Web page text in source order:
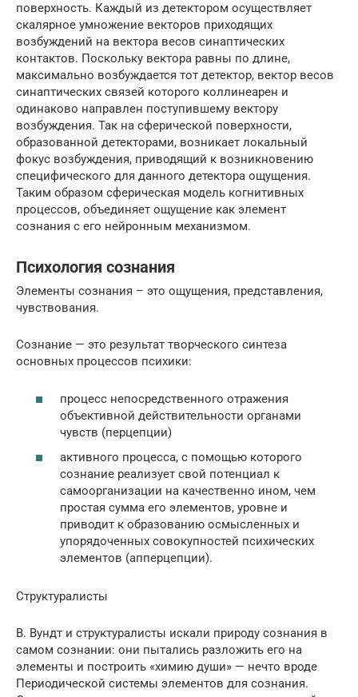
поверхность. Каждый из детектором осуществляет
скалярное умножение векторов приходящих
возбуждений на вектора весов синаптических
контактов. Поскольку вектора равны по длине,
максимально возбуждается тот детектор, вектор весов
синаптических связей которого коллинеарен и
одинаково направлен поступившему вектору
возбуждения. Так на сферической поверхности,
образованной детекторами, возникает локальный
фокус возбуждения, приводящий к возникновению
специфического для данного детектора ощущения.
Таким образом сферическая модель когнитивных
процессов, объединяет ощущение как элемент
сознания с его нейронным механизмом.
Психология сознания
Элементы сознания – это ощущения, представления,
чувствования.
Сознание — это результат творческого синтеза
основных процессов психики:
процесс непосредственного отражения
объективной действительности органами
чувств (перцепции)
активного процесса, с помощью которого
сознание реализует свой потенциал к
самоорганизации на качественно ином, чем
простая сумма его элементов, уровне и
приводит к образованию осмысленных и
упорядоченных совокупностей психических
элементов (апперцепции).
Структуралисты
В. Вундт и структуралисты искали природу сознания в
самом сознании: они пытались разложить его на
элементы и построить «химию души» — нечто вроде
Периодической системы элементов для сознания.